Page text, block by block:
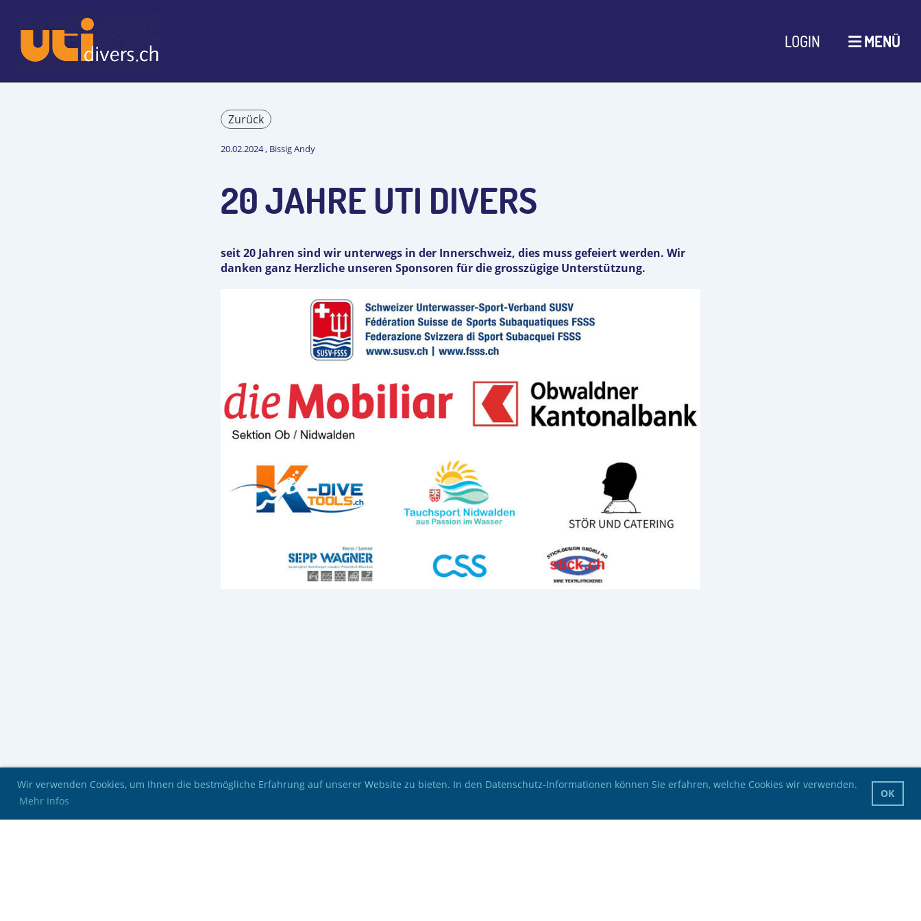
Wir verwenden Cookies, um Ihnen die bestmögliche Erfahrung auf unserer Website zu bieten. In den Datenschutz-Informationen können Sie erfahren, welche Cookies wir verwenden.
Mehr Infos
OK
LOGIN MENÜ
Zurück
20.02.2024, Bissig Andy
20 JAHRE UTI DIVERS
seit 20 Jahren sind wir unterwegs in der Innerschweiz, dies muss gefeiert werden. Wir
danken ganz Herzliche unseren Sponsoren für die grosszügige Unterstützung.